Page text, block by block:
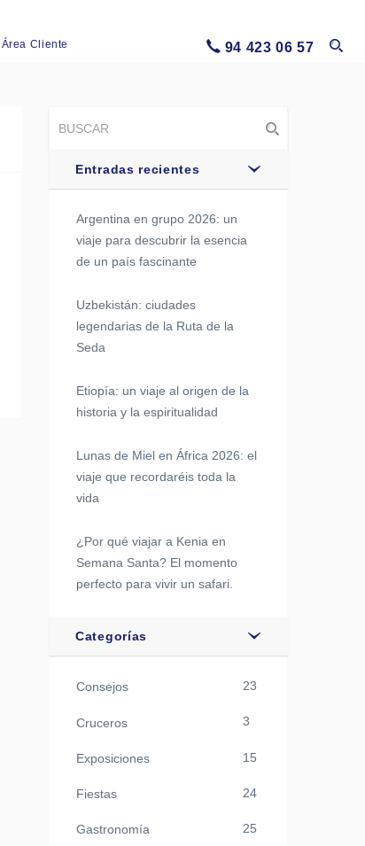
Área Cliente 94 423 06 57
Entradas recientes
Argentina en grupo 2026: un
viaje para descubrir la esencia
de un país fascinante
Uzbekistán: ciudades
legendarias de la Ruta de la
Seda
Etiopía: un viaje al origen de la
historia y la espiritualidad
Lunas de Miel en África 2026: el
viaje que recordaréis toda la
vida
¿Por qué viajar a Kenia en
Semana Santa? El momento
perfecto para vivir un safari.
Categorías
Consejos 23
Cruceros 3
Exposiciones 15
Fiestas 24
Gastronomía 25